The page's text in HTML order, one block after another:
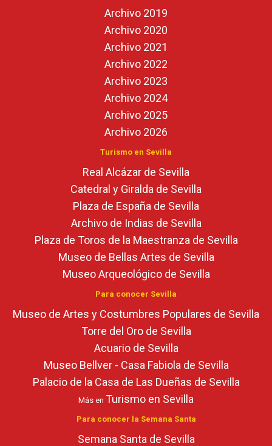
Archivo 2019
Archivo 2020
Archivo 2021
Archivo 2022
Archivo 2023
Archivo 2024
Archivo 2025
Archivo 2026
Turismo en Sevilla
Real Alcázar de Sevilla
Catedral y Giralda de Sevilla
Plaza de España de Sevilla
Archivo de Indias de Sevilla
Plaza de Toros de la Maestranza de Sevilla
Museo de Bellas Artes de Sevilla
Museo Arqueológico de Sevilla
Para conocer Sevilla
Museo de Artes y Costumbres Populares de Sevilla
Torre del Oro de Sevilla
Acuario de Sevilla
Museo Bellver - Casa Fabiola de Sevilla
Palacio de la Casa de Las Dueñas de Sevilla
Más en Turismo en Sevilla
Para conocer la Semana Santa
Semana Santa de Sevilla